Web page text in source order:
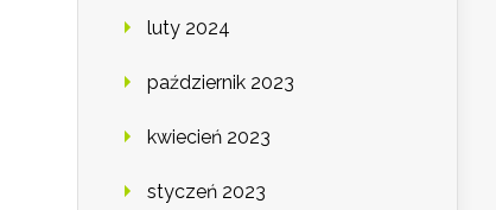
luty 2024
październik 2023
kwiecień 2023
styczeń 2023